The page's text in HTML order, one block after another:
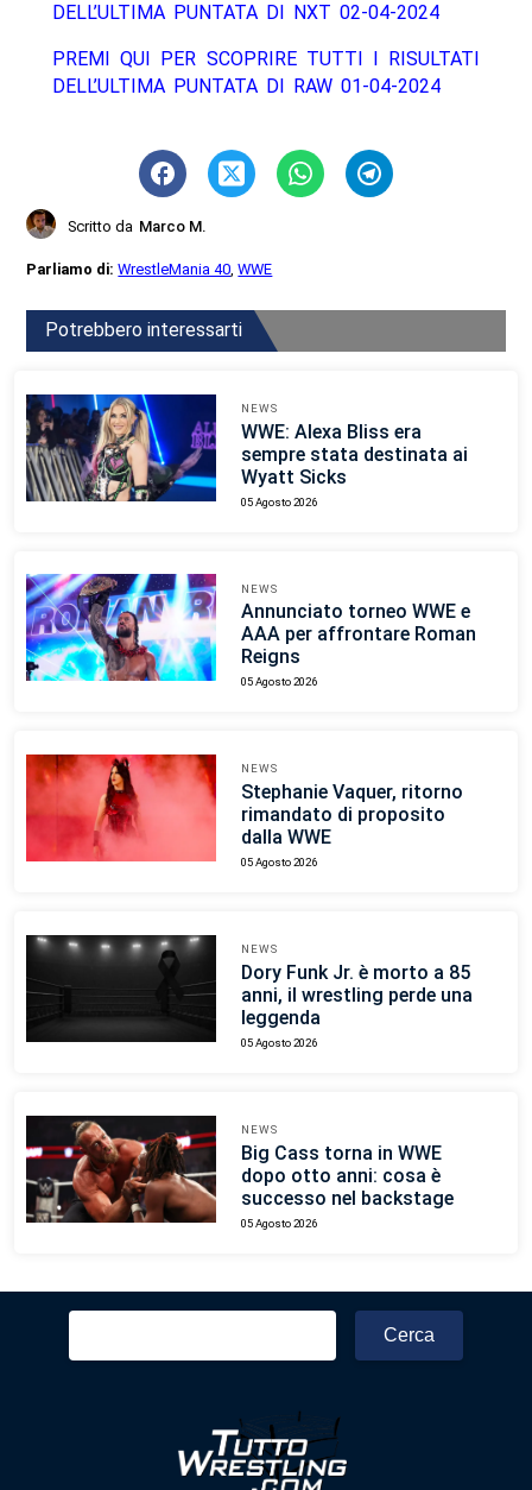
DELL’ULTIMA PUNTATA DI NXT 02-04-2024
PREMI QUI PER SCOPRIRE TUTTI I RISULTATI
DELL’ULTIMA PUNTATA DI RAW 01-04-2024
Scritto da Marco M.
Parliamo di:WrestleMania 40,WWE
Potrebbero interessarti
NEWS
WWE: Alexa Bliss era
sempre stata destinata ai
Wyatt Sicks
05 Agosto 2026
NEWS
Annunciato torneo WWE e
AAA per affrontare Roman
Reigns
05 Agosto 2026
NEWS
Stephanie Vaquer, ritorno
rimandato di proposito
dalla WWE
05 Agosto 2026
NEWS
Dory Funk Jr. è morto a 85
anni, il wrestling perde una
leggenda
05 Agosto 2026
NEWS
Big Cass torna in WWE
dopo otto anni: cosa è
successo nel backstage
05 Agosto 2026
Ricerca